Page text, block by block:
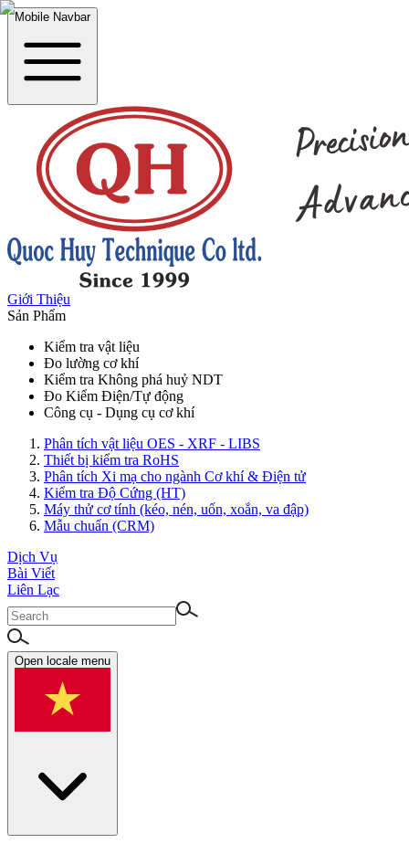
Mobile Navbar
Giới Thiệu
Sản Phẩm
Kiểm tra vật liệu
Đo lường cơ khí
Kiểm tra Không phá huỷ NDT
Đo Kiểm Điện/Tự động
Công cụ - Dụng cụ cơ khí
Phân tích vật liệu OES - XRF - LIBS
Thiết bị kiểm tra RoHS
Phân tích Xi mạ cho ngành Cơ khí & Điện tử
Kiểm tra Độ Cứng (HT)
Máy thử cơ tính (kéo, nén, uốn, xoắn, va đập)
Mẫu chuẩn (CRM)
Dịch Vụ
Bài Viết
Liên Lạc
Open locale menu